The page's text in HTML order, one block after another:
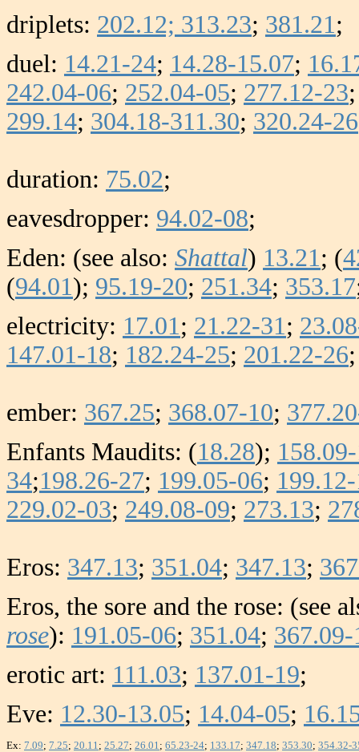
driplets: 202.12; 313.23; 381.21;
duel: 14.21-24; 14.28-15.07;
242.04-06; 252.04-05; 277.12-23
299.14; 304.18-311.30; 320.24-26
duration: 75.02;
eavesdropper: 94.02-08;
Eden: (see also: Shattal) 13.21; (
(94.01); 95.19-20; 251.34; 353.17
electricity: 17.01; 21.22-31;
147.01-18; 182.24-25; 201.22-26
ember: 367.25; 368.07-10;
Enfants Maudits: (18.28);
34;198.26-27; 199.05-06;
229.02-03; 249.08-09; 273.13;
Eros: 347.13; 351.04; 347.13;
Eros, the sore and the rose: (see
rose): 191.05-06; 351.04; 367.09-
erotic art: 111.03; 137.01-19;
Eve: 12.30-13.05; 14.04-05;
Ex: 7.09; 7.25; 20.11; 25.27; 26.01; 65.23-24; 133.17; 347.18; 353.30; 354.32-